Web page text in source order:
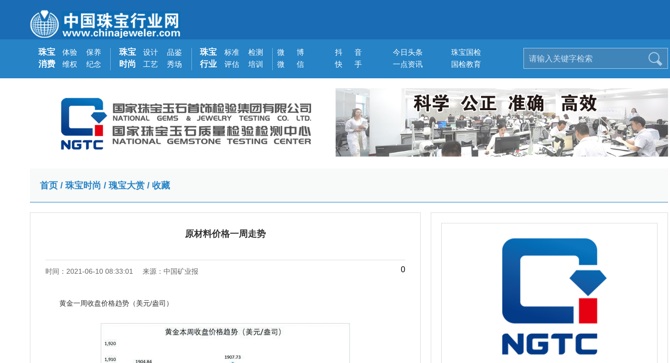
珠宝
消费
体验
维权
保养
纪念
珠宝
时尚
设计
工艺
品鉴
秀场
珠宝
行业
标准
评估
检测
培训
微 博
微 信
抖 音
快 手
今日头条
一点资讯
珠宝国检
国检教育
首页 / 珠宝时尚 / 瑰宝大赏 / 收藏
原材料价格一周走势
时间：2021-06-10 08:33:01 来源：中国矿业报 0
黄金一周收盘价格趋势（美元/盎司）